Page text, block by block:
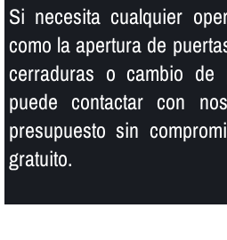
Si necesita cualquier
como la apertura de
cerraduras o cambio de
puede contactar con
presupuesto sin
gratuito.